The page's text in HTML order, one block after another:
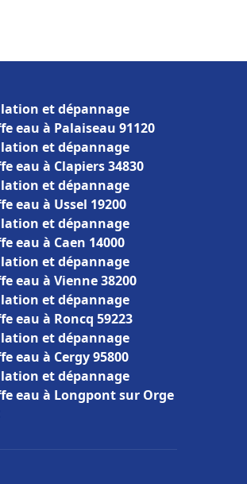
et dépannage
eau à Palaiseau 91120
et dépannage
eau à Clapiers 34830
et dépannage
eau à Ussel 19200
et dépannage
eau à Caen 14000
et dépannage
eau à Vienne 38200
et dépannage
eau à Roncq 59223
et dépannage
eau à Cergy 95800
et dépannage
eau à Longpont sur Orge